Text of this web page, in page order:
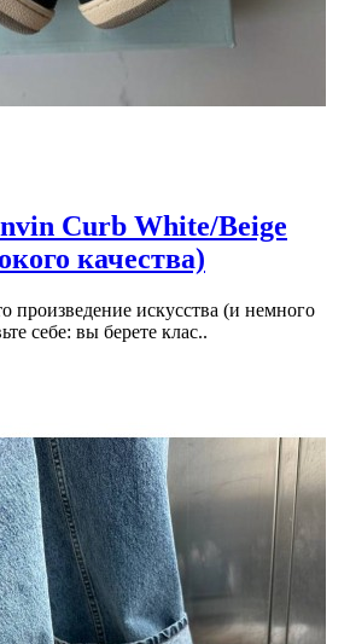
Curb White/Beige
качества)
произведение искусства (и немного
себе: вы берете клас..